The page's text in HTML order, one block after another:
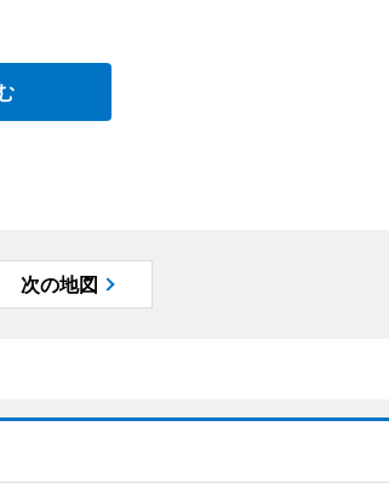
次の地図